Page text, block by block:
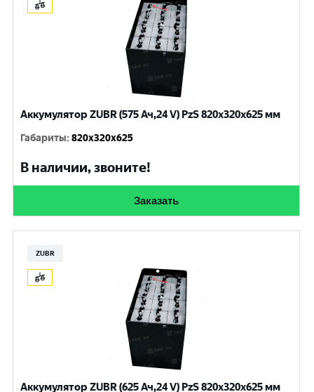
Аккумулятор ZUBR (575 Ач,24 V) PzS 820x320x625 мм
Габариты:820x320x625
В наличии, звоните!
Заказать
ZUBR
Аккумулятор ZUBR (625 Ач,24 V) PzS 820x320x625 мм